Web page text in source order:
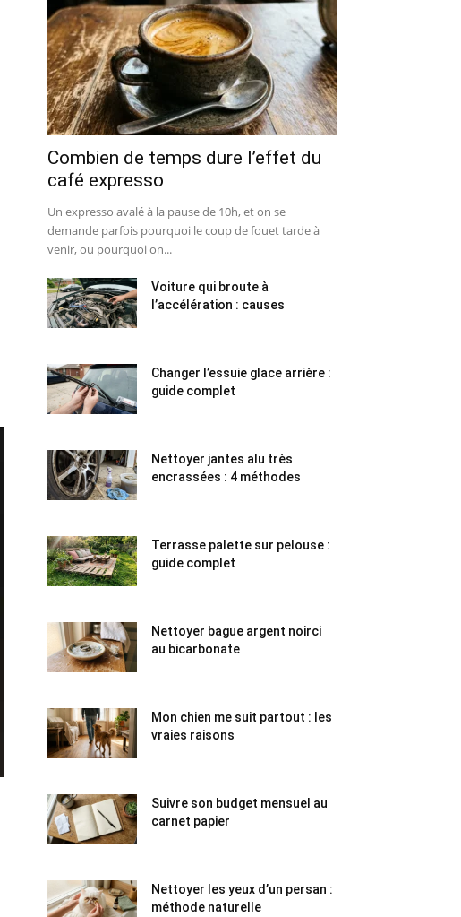
Combien de temps dure l’effet du
café expresso
Un expresso avalé à la pause de 10h, et on se
demande parfois pourquoi le coup de fouet tarde à
venir, ou pourquoi on...
Voiture qui broute à
l’accélération : causes
Changer l’essuie glace arrière :
guide complet
Nettoyer jantes alu très
encrassées : 4 méthodes
Terrasse palette sur pelouse :
guide complet
Nettoyer bague argent noirci
au bicarbonate
Mon chien me suit partout : les
vraies raisons
Suivre son budget mensuel au
carnet papier
Nettoyer les yeux d’un persan :
méthode naturelle